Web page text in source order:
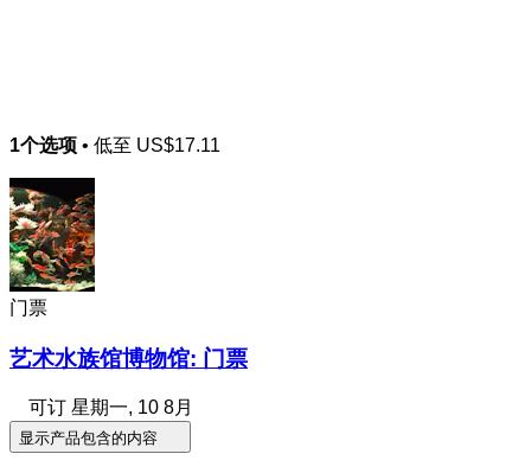
1个选项 • 低至 US$17.11
门票
艺术水族馆博物馆: 门票
可订 星期一, 10 8月
显示产品包含的内容